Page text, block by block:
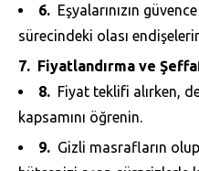
Eşyalarınızın
sürecindeki olası
Fiyatlandırma ve
Fiyat teklifi alırken,
kapsamını öğrenin.
Gizli masrafların